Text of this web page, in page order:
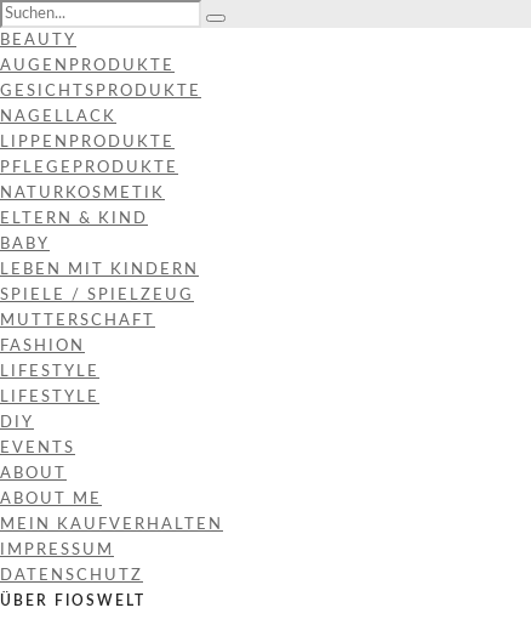
BEAUTY
AUGENPRODUKTE
GESICHTSPRODUKTE
NAGELLACK
LIPPENPRODUKTE
PFLEGEPRODUKTE
NATURKOSMETIK
ELTERN & KIND
BABY
LEBEN MIT KINDERN
SPIELE / SPIELZEUG
MUTTERSCHAFT
FASHION
LIFESTYLE
LIFESTYLE
DIY
EVENTS
ABOUT
ABOUT ME
MEIN KAUFVERHALTEN
IMPRESSUM
DATENSCHUTZ
ÜBER FIOSWELT